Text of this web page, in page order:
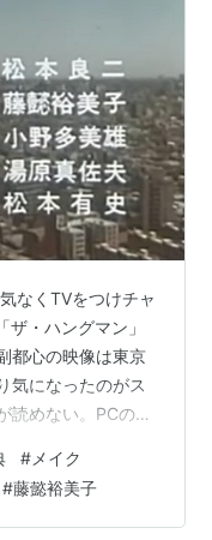
なくTVをつけチャ
・ハングマン」
都心の映像は東京
気になったのがス
読めない。PCの
と読み、「うるわ
前は「ふじい」
マのメイク、ヘア
# メイク
#藤懿裕美子